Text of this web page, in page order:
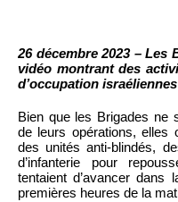
26 décembre 2023 –
vidéo montrant des
d’occupation
Bien que les Brigades ne
de leurs opérations, elles
des unités anti-blindés,
d’infanterie pour
tentaient d’avancer dans
premières heures de la